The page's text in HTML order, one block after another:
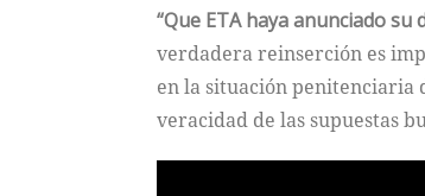
“Que ETA haya anunciado su
verdadera reinserción es
en la situación penitenciaria
veracidad de las supuestas